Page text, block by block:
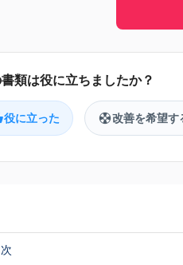
役に立った 改善を希望す